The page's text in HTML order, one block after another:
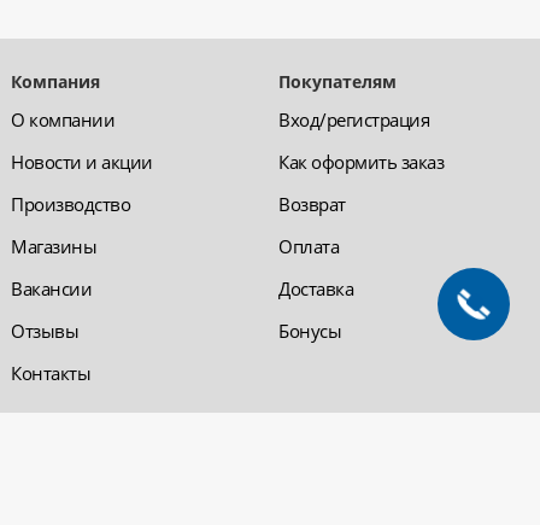
Компания
О компании
Новости и акции
Производство
Магазины
Вакансии
Отзывы
Контакты
Покупателям
Вход/регистрация
Как оформить заказ
Возврат
Оплата
Доставка
Бонусы
Обратная связь Компания «220 ВСЯ